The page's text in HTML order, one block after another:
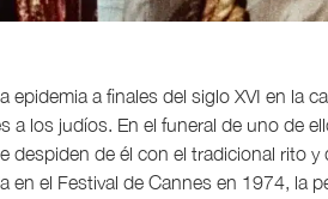
epidemia a finales del siglo XVI en la
a los judíos. En el funeral de uno de
despiden de él con el tradicional rito
en el Festival de Cannes en 1974, la